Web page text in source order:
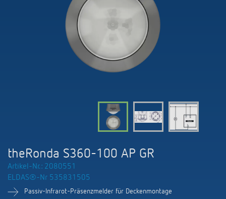
Präsenzmelder & Bewegungsmelder
LED-Leuchten
Zeit- und Lichtsteuerung
Referenzen
DALI-2 Lichtsteuerung
KNX-Systeme
Präsenzmelder und Bewegungsmelder
LEDs schalten und dimmen
Smart Metering
Referenzen
Mediathek
Kataloge und Prospekte
Katalogbestellung
Unternehmen
Theben AG
Ausstellung, Präsentation und Schulung
Nachhaltigkeit
Karriere bei ThebenHTS
Ansprechpartnersuche Schweiz
Vertrieb Weltweit
theRonda S360-100 AP GR
Artikel-Nr.: 2080551
ELDAS®-Nr 535831505
Passiv-Infrarot-Präsenzmelder für Deckenmontage